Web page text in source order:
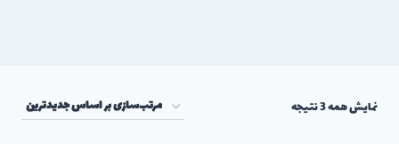
نمایش همه 3 نتیجه